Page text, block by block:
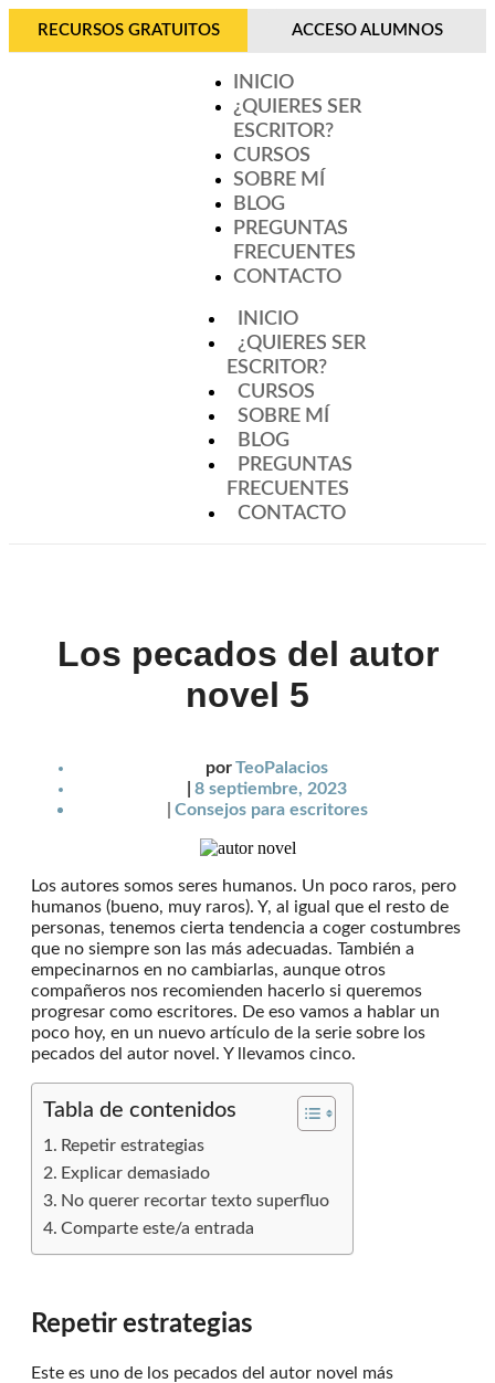
RECURSOS GRATUITOS ACCESO ALUMNOS
INICIO
¿QUIERES SER
ESCRITOR?
CURSOS
SOBRE MÍ
BLOG
PREGUNTAS
FRECUENTES
CONTACTO
INICIO
¿QUIERES SER
ESCRITOR?
CURSOS
SOBRE MÍ
BLOG
PREGUNTAS
FRECUENTES
CONTACTO
Los pecados del autor
novel 5
porTeoPalacios
8 septiembre, 2023
Consejos para escritores
Los autores somos seres humanos. Un poco raros, pero
humanos (bueno, muy raros). Y, al igual que el resto de
personas, tenemos cierta tendencia a coger costumbres
que no siempre son las más adecuadas. También a
empecinarnos en no cambiarlas, aunque otros
compañeros nos recomienden hacerlo si queremos
progresar como escritores. De eso vamos a hablar un
poco hoy, en un nuevo artículo de la serie sobre los
pecados del autor novel. Y llevamos cinco.
Tabla de contenidos
Repetir estrategias
Explicar demasiado
No querer recortar texto superfluo
Comparte este/a entrada
Repetir estrategias
Este es uno de los pecados del autor novel más